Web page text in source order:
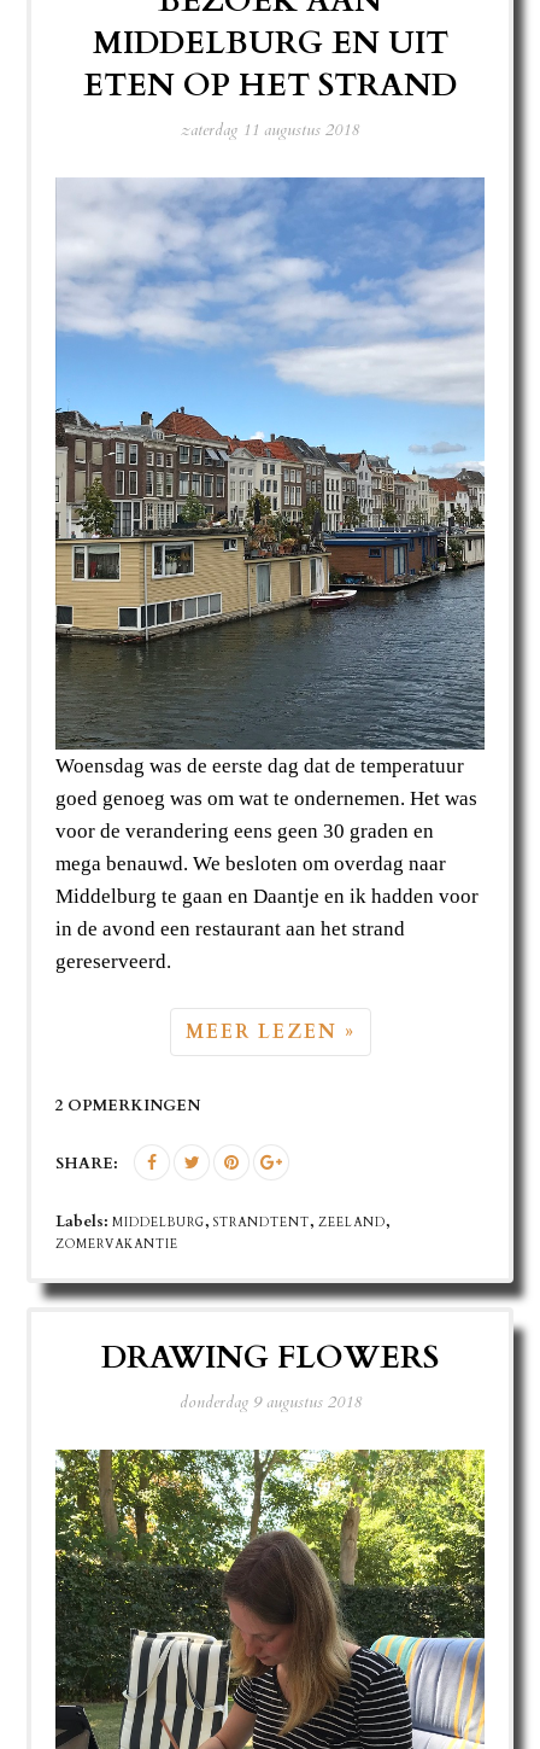
MIDDELBURG EN UIT
ETEN OP HET STRAND
zaterdag 11 augustus 2018
Woensdag was de eerste dag dat de temperatuur
goed genoeg was om wat te ondernemen. Het was
voor de verandering eens geen 30 graden en
mega benauwd. We besloten om overdag naar
Middelburg te gaan en Daantje en ik hadden voor
in de avond een restaurant aan het strand
gereserveerd.
MEER LEZEN »
2 OPMERKINGEN
SHARE:
Labels:MIDDELBURG,STRANDTENT,ZEELAND,
ZOMERVAKANTIE
DRAWING FLOWERS
donderdag 9 augustus 2018